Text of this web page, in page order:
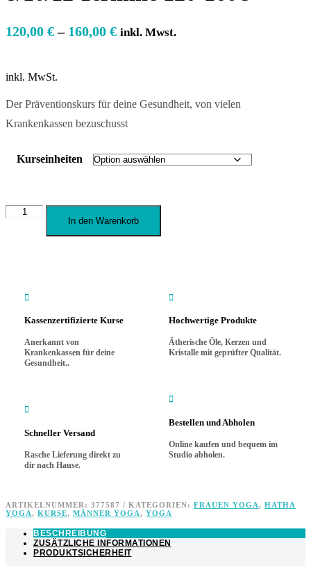
120,00 €– 160,00 € inkl. Mwst.
inkl. MwSt.
Der Präventionskurs für deine Gesundheit, von vielen
Krankenkassen bezuschusst
Kurseinheiten
Hatha
Termine
160€
Menge
In den Warenkorb

Kassenzertifizierte Kurse
Anerkannt von
Krankenkassen für deine
Gesundheit..

Schneller Versand
Rasche Lieferung direkt zu
dir nach Hause.

Hochwertige Produkte
Ätherische Öle, Kerzen und
Kristalle mit geprüfter Qualität.

Bestellen und Abholen
Online kaufen und bequem im
Studio abholen.
ARTIKELNUMMER: 377587 KATEGORIEN: FRAUEN YOGA, HATHA
YOGA, KURSE, MÄNNER YOGA, YOGA
BESCHREIBUNG
ZUSÄTZLICHE INFORMATIONEN
PRODUKTSICHERHEIT